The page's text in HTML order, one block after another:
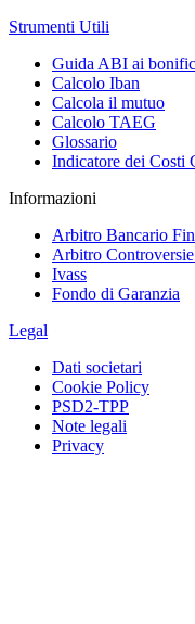
Strumenti Utili
Guida ABI ai
Calcolo Iban
Calcola il mutuo
Calcolo TAEG
Glossario
Indicatore dei Costi
Informazioni
Arbitro Bancario
Arbitro
Ivass
Fondo di Garanzia
Legal
Dati societari
Cookie Policy
PSD2-TPP
Note legali
Privacy